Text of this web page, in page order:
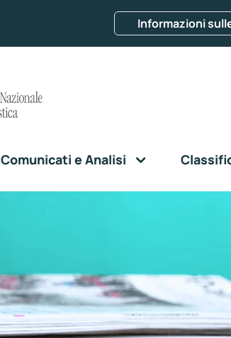
Informazioni
Comunicati e Analisi